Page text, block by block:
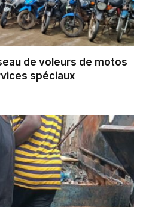
de voleurs de motos
spéciaux